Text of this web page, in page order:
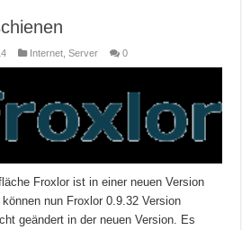
Internet ,Server 0
Froxlor ist in einer neuen Version
nun Froxlor 0.9.32 Version
geändert in der neuen Version. Es